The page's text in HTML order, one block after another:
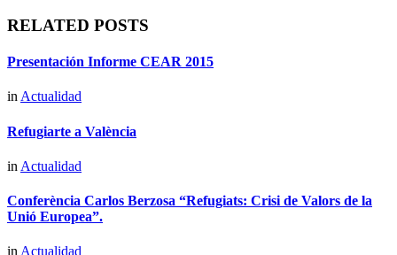
RELATED POSTS
Presentación Informe CEAR 2015
inActualidad
Refugiarte a València
in Actualidad
Conferència Carlos Berzosa “Refugiats: Crisi de Valors de la
Unió Europea”.
inActualidad